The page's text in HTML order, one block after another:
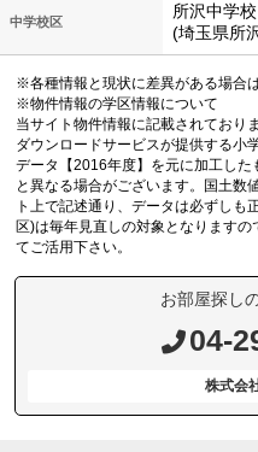
中学校区
所沢中学校
(埼玉県所
※各種情報と現状に差異がある場合
※物件情報の学区情報について
当サイト物件情報に記載されており
ダウンロードサービスが提供する小
データ【2016年度】を元に加工し
と異なる場合がございます。国土数
ト上で記述通り、データは必ずしも
区)は毎年見直しの対象となります
てご活用下さい。
お部屋探し
04-
株式会